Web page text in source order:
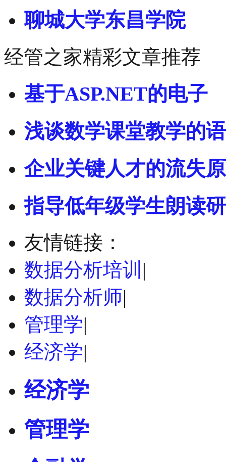
聊城大学东昌学院
经管之家精彩文章推荐
基于ASP.NET的电子
浅谈数学课堂教学的
企业关键人才的流失
指导低年级学生朗读
友情链接：
数据分析培训 |
数据分析师|
管理学|
经济学|
经济学
管理学